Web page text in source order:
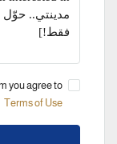
you agree to:
Terms of Use